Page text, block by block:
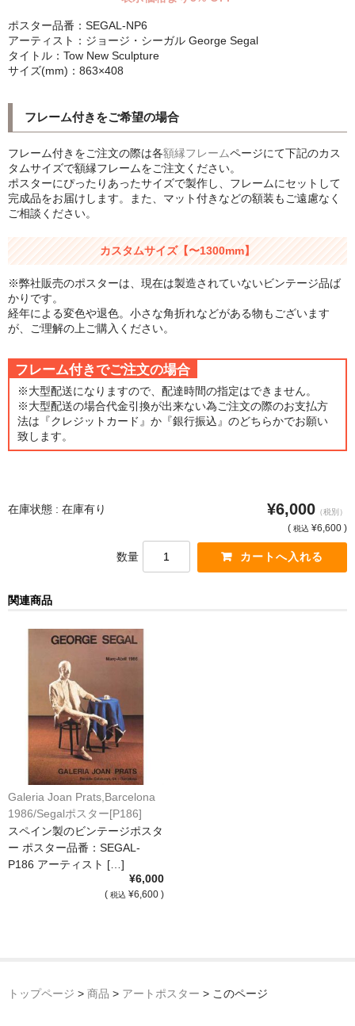
アートポスター
アートポスター一覧
Instagram紹介商品
ダネーゼ【DANESE MILANO】
フォトアートポスター
アンディ・ウォーホル
Folon
olivetti
額装品
額装品一覧
アンリ・マティス額装
スペイン製アートポスター額装
フランス製モノクロフォト額装
お買物ガイド
額縁の仕様
支払方法・送料・納期
よくあるご質問
FAX専用ご注文用紙
お問い合わせフォーム
メンバー
ポスター品番：SEGAL-NP6
アーティスト：ジョージ・シーガル George Segal
タイトル：Tow New Sculpture
サイズ(mm)：863×408
フレーム付きをご希望の場合
フレーム付きをご注文の際は各額縁フレームページにて下記のカス
タムサイズで額縁フレームをご注文ください。
ポスターにぴったりあったサイズで製作し、フレームにセットして
完成品をお届けします。また、マット付きなどの額装もご遠慮なく
ご相談ください。
カスタムサイズ【〜1300mm】
※弊社販売のポスターは、現在は製造されていないビンテージ品ば
かりです。
経年による変色や退色。小さな角折れなどがある物もございます
が、ご理解の上ご購入ください。
フレーム付きでご注文の場合
※大型配送になりますので、配達時間の指定はできません。
※大型配送の場合代金引換が出来ない為ご注文の際のお支払方
法は『クレジットカード』か『銀行振込』のどちらかでお願い
致します。
在庫状態 : 在庫有り ¥6,000 （税別）
( 税込 ¥6,600 )
数量
関連商品
Galeria Joan Prats,Barcelona
1986/Segalポスター[P186]
スペイン製のビンテージポスタ
ー ポスター品番：SEGAL-
P186 アーティスト […]
¥6,000
( 税込 ¥6,600 )
トップページ > 商品 > アートポスター > このページ